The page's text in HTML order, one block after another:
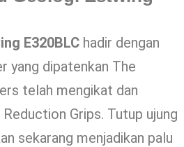
E320BLChadir dengan
yang dipatenkan The
telah mengikat dan
Grips. Tutup ujung
sekarang menjadikan palu